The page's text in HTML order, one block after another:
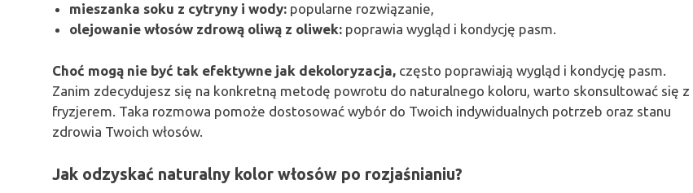
mieszanka soku z cytryny i wody: popularne rozwiązanie,
olejowanie włosów zdrową oliwą z oliwek: poprawia wygląd i kondycję pasm.
Choć mogą nie być tak efektywne jak dekoloryzacja, często poprawiają wygląd i kondycję pasm.
Zanim zdecydujesz się na konkretną metodę powrotu do naturalnego koloru, warto skonsultować się z
fryzjerem. Taka rozmowa pomoże dostosować wybór do Twoich indywidualnych potrzeb oraz stanu
zdrowia Twoich włosów.
Jak odzyskać naturalny kolor włosów po rozjaśnianiu?